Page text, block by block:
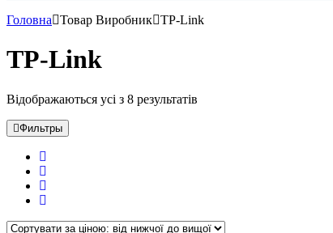
Головна
Товар Виробник TP-Link
TP-Link
Відображаються усі з 8 результатів
Фильтры